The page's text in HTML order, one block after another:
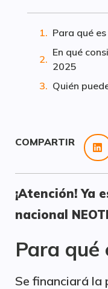
COMPARTIR
¡Atención! Ya
nacional
Para qué
Se financiará la
Para qué
En qué
2025
Quién